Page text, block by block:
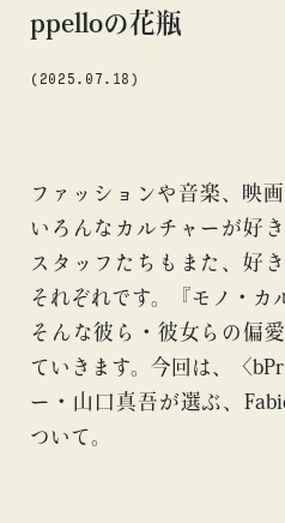
blog
#絵画
#美術館
ppelloの花瓶
(2025.07.18)
ファッションや音楽、映
いろんなカルチャーが好
スタッフたちもまた、好
それぞれです。『モノ・カ
そんな彼ら・彼女らの偏
ていきます。今回は、〈
ー・山口真吾が選ぶ、
ついて。
#bPrビームス #